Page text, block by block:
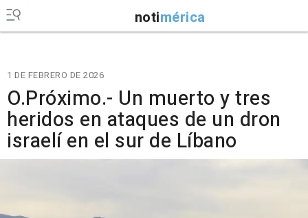
notimérica
1 DE FEBRERO DE 2026
O.Próximo.- Un muerto y tres
heridos en ataques de un dron
israelí en el sur de Líbano